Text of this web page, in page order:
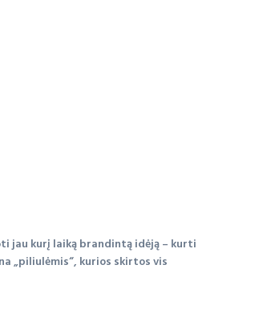
jau kurį laiką brandintą idėją – kurti
„piliulėmis“, kurios skirtos vis